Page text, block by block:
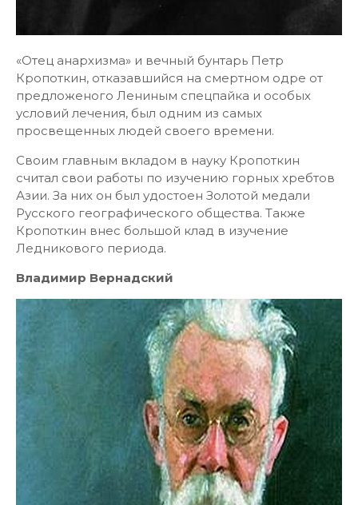
«Отец анархизма» и вечный бунтарь Петр
Кропоткин, отказавшийся на смертном одре от
предложеного Лениным спецпайка и особых
условий лечения, был одним из самых
просвещенных людей своего времени.
Своим главным вкладом в науку Кропоткин
считал свои работы по изучению горных хребтов
Азии. За них он был удостоен Золотой медали
Русского географического общества. Также
Кропоткин внес большой клад в изучение
Ледникового периода.
Владимир Вернадский